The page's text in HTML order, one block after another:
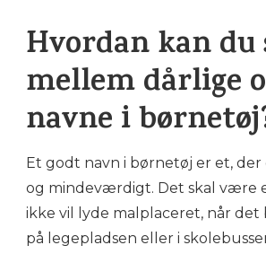
Hvordan kan du
mellem dårlige
navne i
Et godt navn i børnetøj er et,
og mindeværdigt. Det skal være
ikke vil lyde malplaceret, når det
på legepladsen eller i